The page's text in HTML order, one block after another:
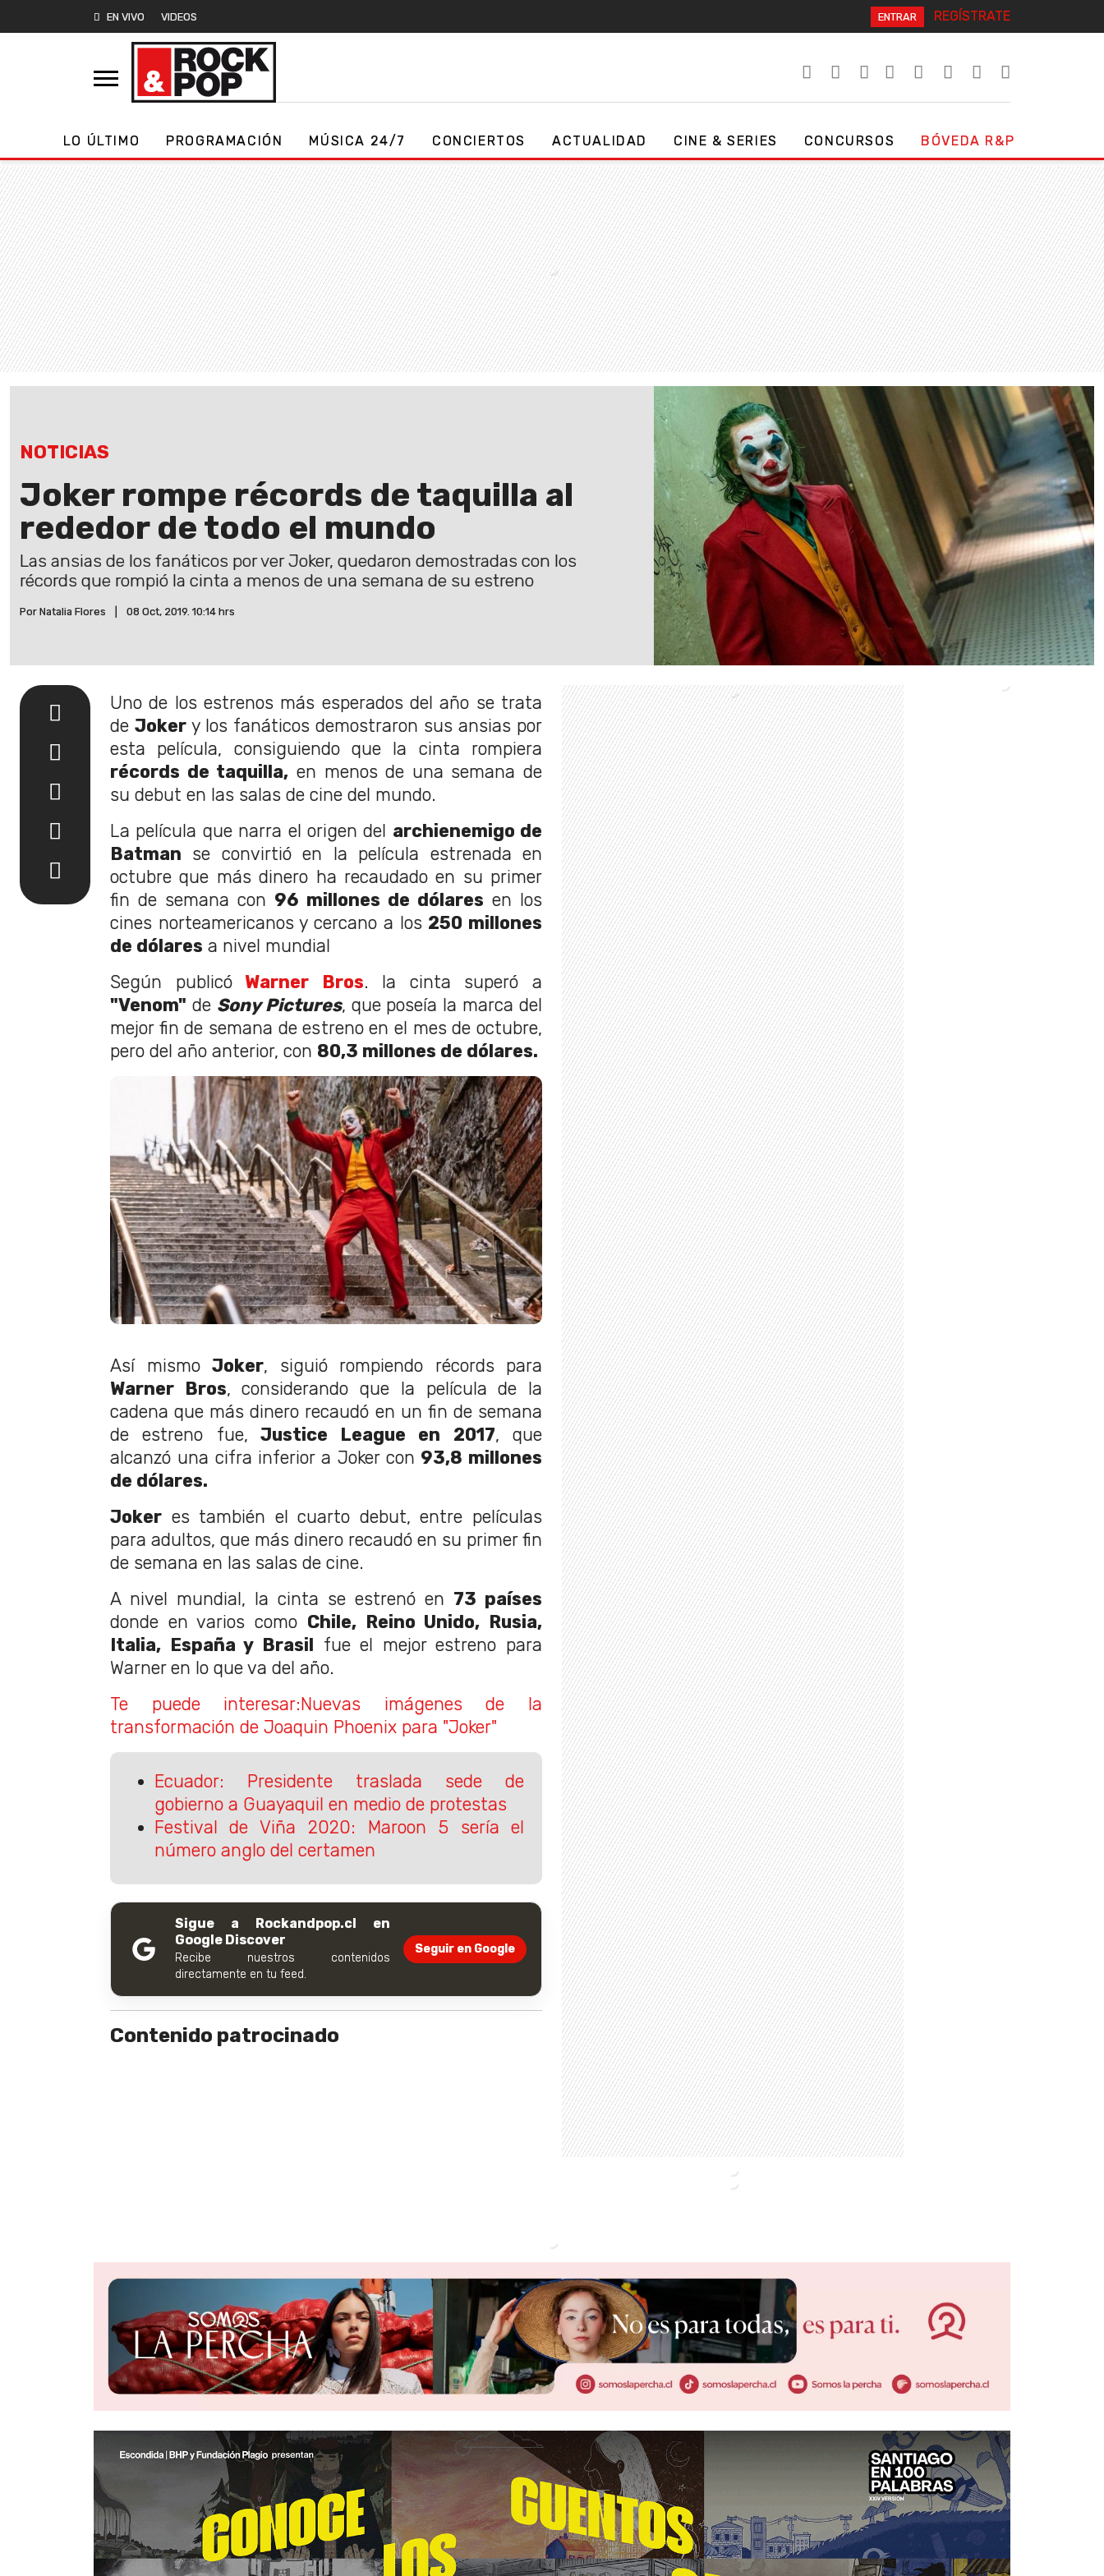
EN VIVO VIDEOS ENTRAR REGÍSTRATE
LO ÚLTIMO PROGRAMACIÓN MÚSICA 24/7 CONCIERTOS ACTUALIDAD CINE & SERIES CONCURSOS BÓVEDA R&P
NOTICIAS
Joker rompe récords de taquilla al
rededor de todo el mundo
Las ansias de los fanáticos por ver Joker, quedaron demostradas con los
récords que rompió la cinta a menos de una semana de su estreno
Por Natalia Flores 08 Oct, 2019. 10:14 hrs
Uno de los estrenos más esperados del año se trata
de Joker y los fanáticos demostraron sus ansias por
esta película, consiguiendo que la cinta rompiera
récords de taquilla, en menos de una semana de
su debut en las salas de cine del mundo.
La película que narra el origen del archienemigo de
Batman se convirtió en la película estrenada en
octubre que más dinero ha recaudado en su primer
fin de semana con 96 millones de dólares en los
cines norteamericanos y cercano a los 250 millones
de dólares a nivel mundial
Según publicóWarner Bros. la cinta superó a
"Venom" de Sony Pictures, que poseía la marca del
mejor fin de semana de estreno en el mes de octubre,
pero del año anterior, con 80,3 millones de dólares.
Así mismo Joker, siguió rompiendo récords para
Warner Bros, considerando que la película de la
cadena que más dinero recaudó en un fin de semana
de estreno fue, Justice League en 2017, que
alcanzó una cifra inferior a Joker con 93,8 millones
de dólares.
Joker es también el cuarto debut, entre películas
para adultos, que más dinero recaudó en su primer fin
de semana en las salas de cine.
A nivel mundial, la cinta se estrenó en 73 países
donde en varios como Chile, Reino Unido, Rusia,
Italia, España y Brasil
fue el mejor estreno para
Warner en lo que va del año.
Te puede interesar:Nuevas imágenes de la
transformación de Joaquin Phoenix para "Joker"
Ecuador: Presidente traslada sede de
gobierno a Guayaquil en medio de protestas
Festival de Viña 2020: Maroon 5 sería el
número anglo del certamen
Sigue a Rockandpop.cl en
Google Discover
Recibe nuestros contenidos
directamente en tu feed.
Seguir en Google
Contenido patrocinado